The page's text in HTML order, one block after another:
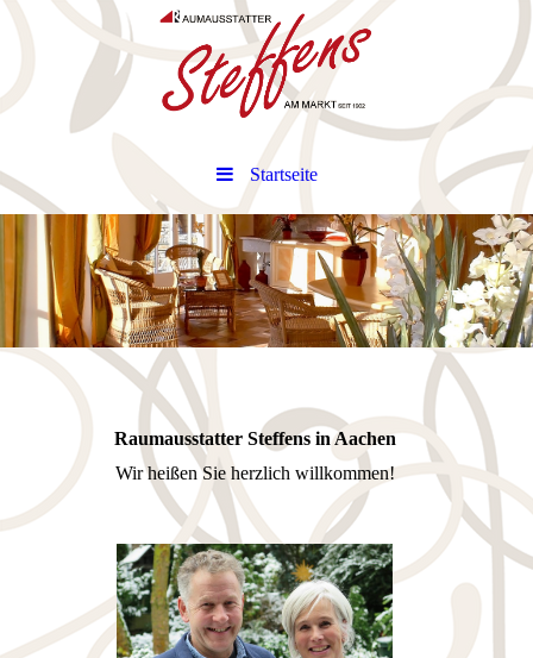
Startseite
Raumausstatter Steffens in Aachen
Wir heißen Sie herzlich willkommen!